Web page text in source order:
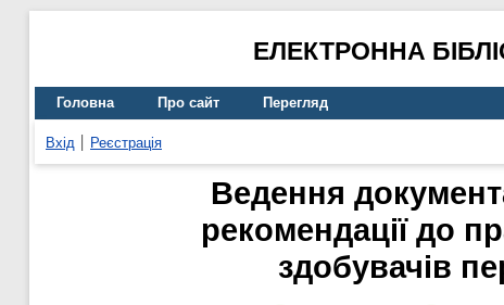
ЕЛЕКТРОННА
Головна Про сайт Перегляд
Вхід Реєстрація
Ведення
рекомендації до
здобувачів